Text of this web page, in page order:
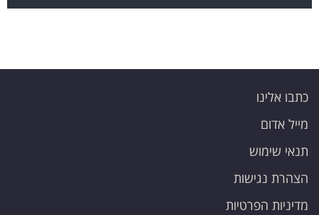
כתבו אלינו
מייל אדום
תנאי שימוש
הצהרת נגישות
מדיניות הפרטיות